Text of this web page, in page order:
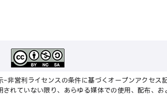
非営利ライセンスの条件に基づくオープンアクセス
れていない限り、あらゆる媒体での使用、配布、お